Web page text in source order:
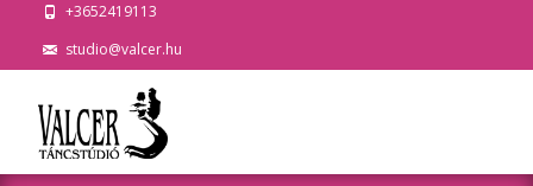
+3652419113
studio@valcer.hu